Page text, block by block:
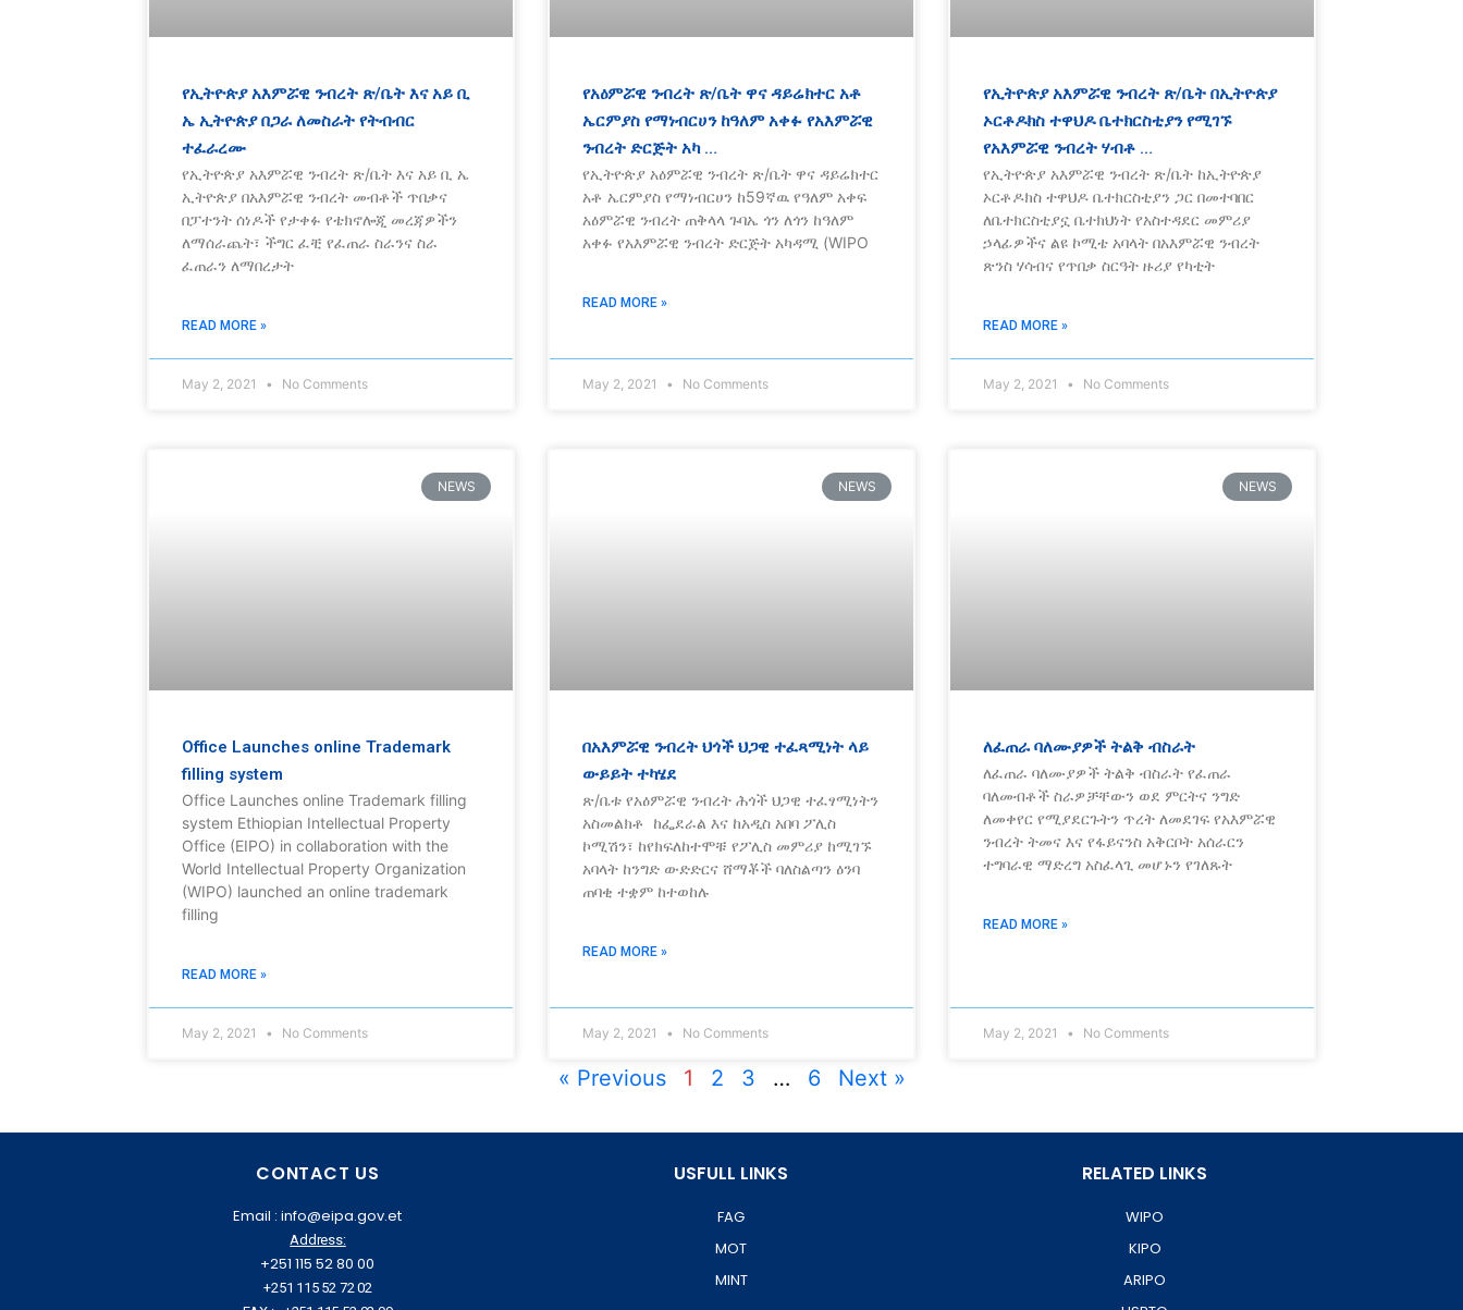
የኢትዮጵያ አእምሯዊ ንብረት ጽ/ቤት እና አይ ቢ
ኤ ኢትዮጵያ በጋራ ለመስራት የትብብር
ተፈራረሙ
የኢትዮጵያ አእምሯዊ ንብረት ጽ/ቤት እና አይ ቢ ኤ
ኢትዮጵያ በአእምሯዊ ንብረት መብቶች ጥበቃና
በፓተንት ሰነዶች የታቀፉ የቴክኖሎጂ መረጃዎችን
ለማሰራጨት፣ ችግር ፈቺ የፈጠራ ስራንና ስራ
ፈጠራን ለማበረታት
READ MORE »
May 2, 2021 No Comments
የአዕምሯዊ ንብረት ጽ/ቤት ዋና ዳይሬክተር አቶ
ኤርምያስ የማነብርሀን ከዓለም አቀፉ የአእምሯዊ
ንብረት ድርጅት አካ …
የኢትዮጵያ አዕምሯዊ ንብረት ጽ/ቤት ዋና ዳይሬክተር
አቶ ኤርምያስ የማነብርሀን ከ59ኛዉ የዓለም አቀፍ
አዕምሯዊ ንብረት ጠቅላላ ጉባኤ ጎን ለጎን ከዓለም
አቀፉ የአእምሯዊ ንብረት ድርጅት አካዳሚ (WIPO
READ MORE »
May 2, 2021 No Comments
የኢትዮጵያ አእምሯዊ ንብረት ጽ/ቤት በኢትዮጵያ
ኦርቶዶክስ ተዋህዶ ቤተክርስቲያን የሚገኙ
የአእምሯዊ ንብረት ሃብቶ …
የኢትዮጵያ አእምሯዊ ንብረት ጽ/ቤት ከኢትዮጵያ
ኦርቶዶክስ ተዋህዶ ቤተክርስቲያን ጋር በመተባበር
ለቤተክርስቲያኗ ቤተክህነት የአስተዳደር መምሪያ
ኃላፊዎችና ልዩ ኮሚቴ አባላት በአእምሯዊ ንብረት
ጽንስ ሃሳብና የጥበቃ ስርዓት ዙሪያ የካቲት
READ MORE »
May 2, 2021 No Comments
NEWS
Office Launches online Trademark
filling system
Office Launches online Trademark filling
system Ethiopian Intellectual Property
Office (EIPO) in collaboration with the
World Intellectual Property Organization
(WIPO) launched an online trademark
filling
READ MORE »
May 2, 2021 No Comments
NEWS
በአእምሯዊ ንብረት ህጎች ህጋዊ ተፈጻሚነት ላይ
ውይይት ተካሄደ
ጽ/ቤቱ የአዕምሯዊ ንብረት ሕጎች ህጋዊ ተፈፃሚነትን
አስመልክቶ ከፌደራል እና ከአዲስ አበባ ፖሊስ
ኮሚሽን፣ ከየክፍለከተሞቹ የፖሊስ መምሪያ ከሚገኙ
አባላት ከንግድ ውድድርና ሸማቾች ባለስልጣን ዕንባ
ጠባቂ ተቋም ከተወከሉ
READ MORE »
May 2, 2021 No Comments
NEWS
ለፈጠራ ባለሙያዎች ትልቅ ብስራት
ለፈጠራ ባለሙያዎች ትልቅ ብስራት የፈጠራ
ባለመብቶች ስራዎቻቸውን ወደ ምርትና ንግድ
ለመቀየር የሚያደርጉትን ጥረት ለመደገፍ የአእምሯዊ
ንብረት ትመና እና የፋይናንስ አቅርቦት አሰራርን
ተግባራዊ ማድረግ አስፈላጊ መሆኑን የገለጹት
READ MORE »
May 2, 2021 No Comments
« Previous 1 2 3 … 6 Next »
CONTACT US
Email : info@eipa.gov.et
Address:
+251 115 52 80 00
+251 115 52 72 02
USFULL LINKS
FAG
MOT
MINT
RELATED LINKS
WIPO
KIPO
ARIPO